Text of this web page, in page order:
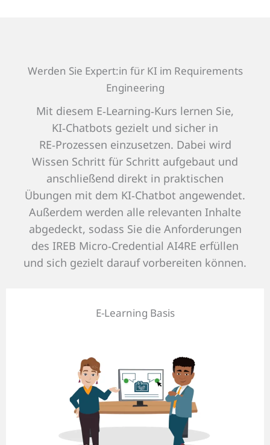
Werden Sie Expert:in für KI im Requirements
Engineering
Mit diesem E‑Learning‑Kurs lernen Sie,
KI‑Chatbots gezielt und sicher in
RE‑Prozessen einzusetzen. Dabei wird
Wissen Schritt für Schritt aufgebaut und
anschließend direkt in praktischen
Übungen mit dem KI‑Chatbot angewendet.
Außerdem werden alle relevanten Inhalte
abgedeckt, sodass Sie die Anforderungen
des IREB Micro‑Credential AI4RE erfüllen
und sich gezielt darauf vorbereiten können.
E-Learning Basis